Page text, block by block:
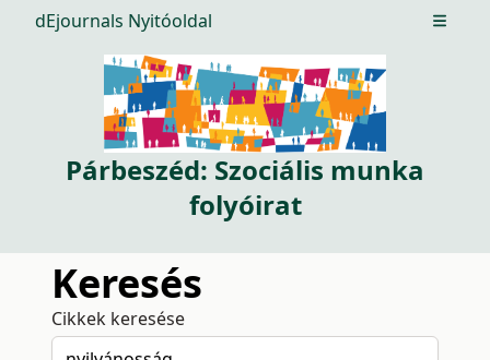
dEjournals Nyitóoldal Open
Párbeszéd: Szociális munka
folyóirat
Keresés
Cikkek keresése